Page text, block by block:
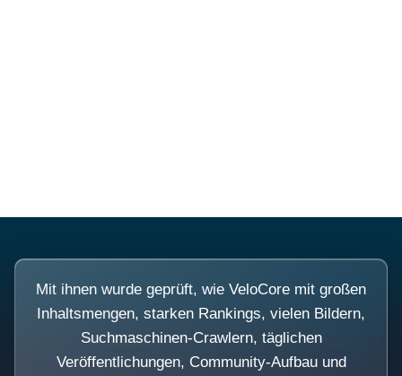
Mit ihnen wurde geprüft, wie VeloCore mit großen
Inhaltsmengen, starken Rankings, vielen Bildern,
Suchmaschinen-Crawlern, täglichen
Veröffentlichungen, Community-Aufbau und